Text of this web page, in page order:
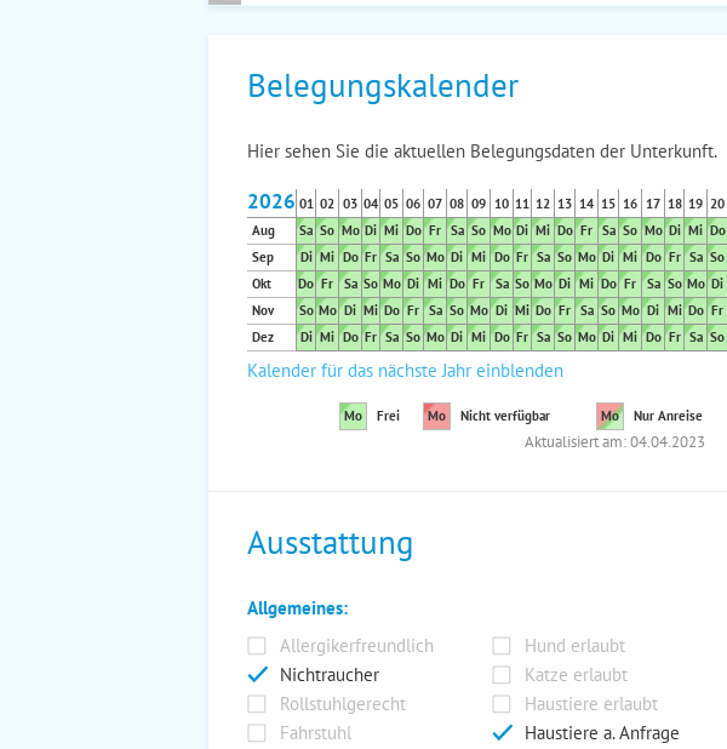
Belegungskalender
Hier sehen Sie die aktuellen Belegungsdaten der Unterkunft.
2026 01 02 03 04 05 06 07 08 09 10 11 12 13 14 15 16 17 18 19 20
Aug
Sa So Mo Di Mi Do Fr Sa So Mo Di Mi Do Fr Sa So Mo Di Mi Do
Sep
Di Mi Do Fr Sa So Mo Di Mi Do Fr Sa So Mo Di Mi Do Fr Sa So
Okt
Do Fr Sa So Mo Di Mi Do Fr Sa So Mo Di Mi Do Fr Sa So Mo Di
Nov
So Mo Di Mi Do Fr Sa So Mo Di Mi Do Fr Sa So Mo Di Mi Do Fr
Dez
Di Mi Do Fr Sa So Mo Di Mi Do Fr Sa So Mo Di Mi Do Fr Sa So
Kalender für das nächste Jahr einblenden
Mo Frei Mo Nicht verfügbar Mo Nur Anreise
Aktualisiert am: 04.04.2023
Ausstattung
Allgemeines:
Allergikerfreundlich
Hund erlaubt
Nichtraucher
Katze erlaubt
Rollstuhlgerecht
Haustiere erlaubt
Fahrstuhl
Haustiere a. Anfrage